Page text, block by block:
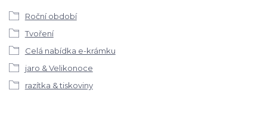
Roční období
Tvoření
Celá nabídka e-krámku
jaro & Velikonoce
razítka & tiskoviny